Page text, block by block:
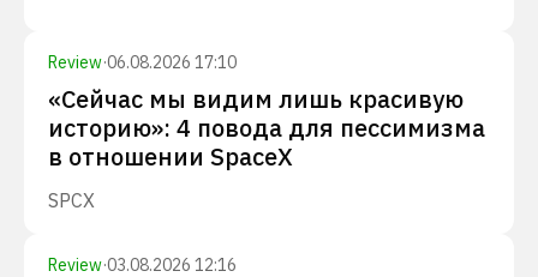
Review·06.08.2026 17:10
«Сейчас мы видим лишь красивую
историю»: 4 повода для пессимизма
в отношении SpaceX
SPCX
Review·03.08.2026 12:16